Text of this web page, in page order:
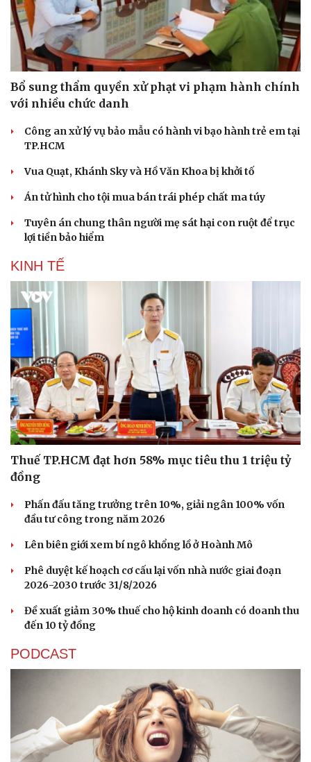
Tư vấn
Săn Tour
Câu chuyện thời sự
Bổ sung thẩm quyền xử phạt vi phạm hành chính
với nhiều chức danh
Công an xử lý vụ bảo mẫu có hành vi bạo hành trẻ em tại
TP.HCM
Vua Quạt, Khánh Sky và Hồ Văn Khoa bị khởi tố
Án tử hình cho tội mua bán trái phép chất ma túy
Tuyên án chung thân người mẹ sát hại con ruột để trục
lợi tiền bảo hiểm
KINH TẾ
Thuế TP.HCM đạt hơn 58% mục tiêu thu 1 triệu tỷ
đồng
Phấn đấu tăng trưởng trên 10%, giải ngân 100% vốn
đầu tư công trong năm 2026
Lên biên giới xem bí ngô khổng lồ ở Hoành Mô
Phê duyệt kế hoạch cơ cấu lại vốn nhà nước giai đoạn
2026-2030 trước 31/8/2026
Đề xuất giảm 30% thuế cho hộ kinh doanh có doanh thu
đến 10 tỷ đồng
PODCAST